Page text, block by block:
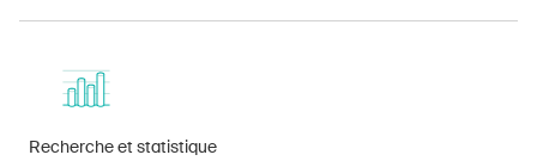
Recherche et statistique